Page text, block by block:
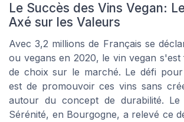
Le Succès des Vins Vegan:
Axé sur les Valeurs
Avec 3,2 millions de Français se
ou vegans en 2020, le vin vegan
de choix sur le marché. Le défi
est de promouvoir ces vins sans
autour du concept de durabilité. Le
Sérénité, en Bourgogne, a relevé ce